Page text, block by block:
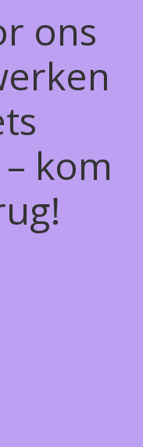
ons
kom